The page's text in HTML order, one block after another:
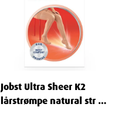
Jobst Ultra Sheer K2
lårstrømpe natural str L